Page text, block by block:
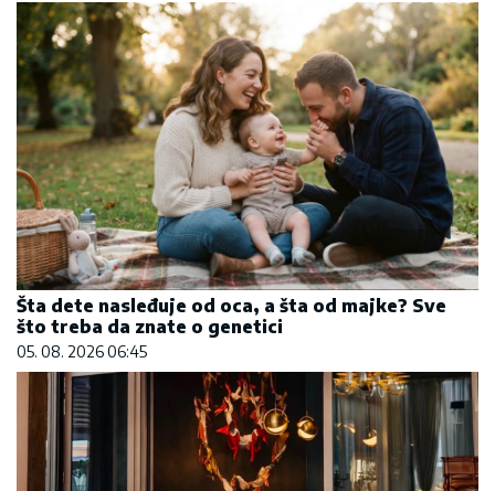
Šta dete nasleđuje od oca, a šta od majke? Sve
što treba da znate o genetici
05. 08. 2026 06:45